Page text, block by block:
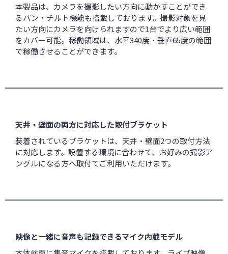
本製品は、カメラを撮影したい方向に動かすことができ
るパン・チルト機能も搭載しております。撮影対象を見
たい方向にカメラを向けられますので1台でより広い範囲
をカバー可能。稼働領域は、水平340度・垂直65度の範囲
で稼働させることができます。
天井・壁面の両方に対応した取付ブラケット
装着されているブラケットは、天井・壁面2つの取付方法
に対応します。設置する環境に合わせて、お好みの撮影ア
ングルになる方へ取付てご利用いただけます。
映像と一緒に音声も記録できるマイク内蔵モデル